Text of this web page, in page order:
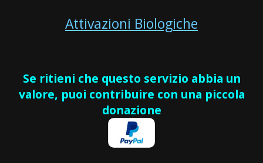
Attivazioni Biologiche
Se ritieni che questo servizio abbia un
valore, puoi contribuire con una piccola
donazione